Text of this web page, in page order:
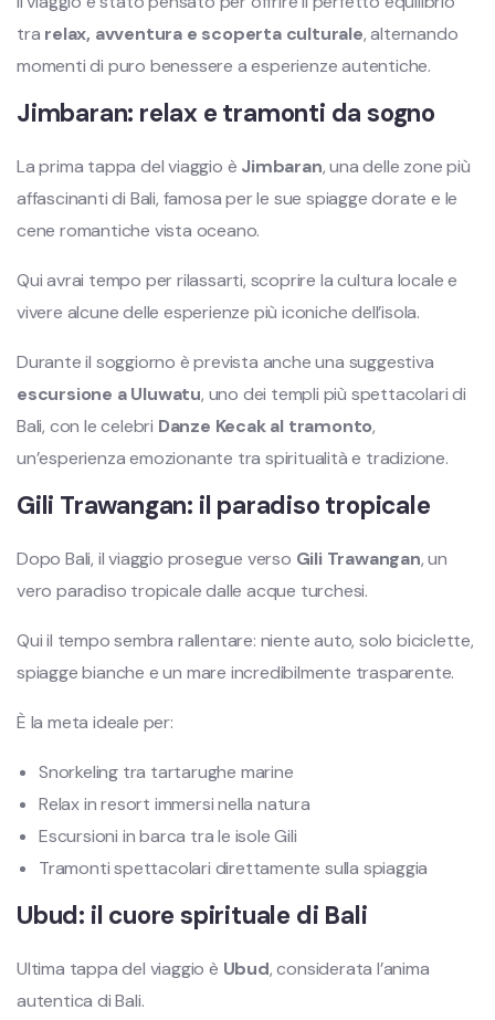
tra relax, avventura e scoperta culturale, alternando
momenti di puro benessere a esperienze autentiche.
Jimbaran: relax e tramonti da sogno
La prima tappa del viaggio è Jimbaran, una delle zone più
affascinanti di Bali, famosa per le sue spiagge dorate e le
cene romantiche vista oceano.
Qui avrai tempo per rilassarti, scoprire la cultura locale e
vivere alcune delle esperienze più iconiche dell’isola.
Durante il soggiorno è prevista anche una suggestiva
escursione a Uluwatu, uno dei templi più spettacolari di
Bali, con le celebri Danze Kecak al tramonto,
un’esperienza emozionante tra spiritualità e tradizione.
Gili Trawangan: il paradiso tropicale
Dopo Bali, il viaggio prosegue verso Gili Trawangan, un
vero paradiso tropicale dalle acque turchesi.
Qui il tempo sembra rallentare: niente auto, solo biciclette,
spiagge bianche e un mare incredibilmente trasparente.
È la meta ideale per:
Snorkeling tra tartarughe marine
Relax in resort immersi nella natura
Escursioni in barca tra le isole Gili
Tramonti spettacolari direttamente sulla spiaggia
Ubud: il cuore spirituale di Bali
Ultima tappa del viaggio è Ubud, considerata l’anima
autentica di Bali.